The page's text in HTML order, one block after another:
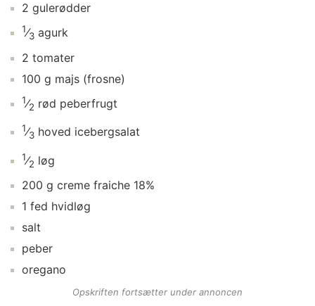
2 gulerødder
1⁄3 agurk
2 tomater
100 g majs (frosne)
1⁄2 rød peberfrugt
1⁄3 hoved icebergsalat
1⁄2 løg
200 g creme fraiche 18%
1 fed hvidløg
salt
peber
oregano
Opskriften fortsætter under annoncen